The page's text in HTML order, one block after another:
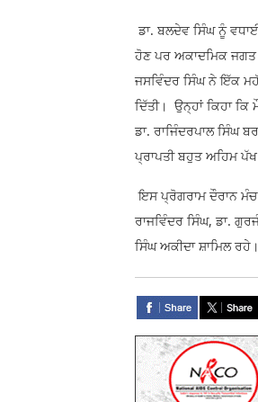
ਡਾ. ਬਲਦੇਵ ਸਿੰਘ ਨੂੰ
ਹੋਣ ਪਰ ਅਕਾਦਮਿਕ ਜਗਤ
ਜਸਵਿੰਦਰ ਸਿੰਘ ਨੇ ਇੱਕ
ਦਿੱਤੀ। ਉਨ੍ਹਾਂ ਕਿਹਾ
ਡਾ. ਰਾਜਿੰਦਰਪਾਲ ਸਿੰਘ
ਪ੍ਰਾਪਤੀ ਬਹੁਤ ਅਹਿਮ
ਇਸ ਪ੍ਰੋਗਰਾਮ ਦੌਰਾਨ ਮੰਚ
ਰਾਜਵਿੰਦਰ ਸਿੰਘ, ਡਾ.
ਸਿੰਘ ਅਕੀਦਾ ਸ਼ਾਮਿਲ ਰਹੇ।